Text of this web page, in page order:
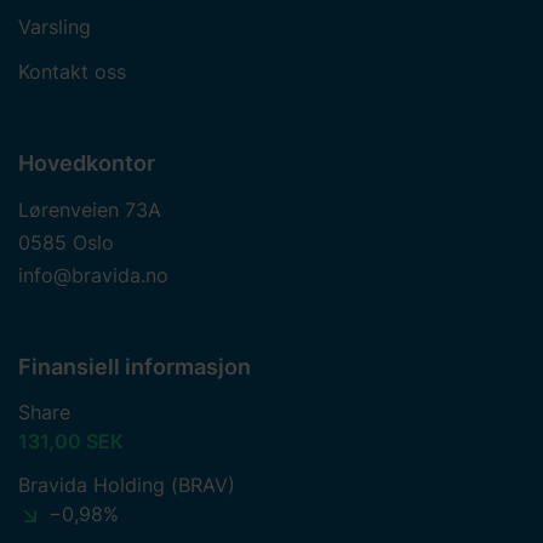
Varsling
Kontakt oss
Hovedkontor
Lørenveien 73A
0585 Oslo
info@bravida.no
Finansiell informasjon
Share
131,00 SEK
Bravida Holding (BRAV)
−0,98%